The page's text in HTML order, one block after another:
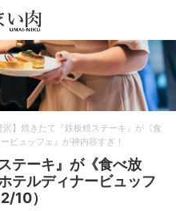
沢】焼きたて『鉄板焼ステーキ』が《食
ビュッフェ』が神内容すぎ！
テーキ』が《食べ放
テルディナービュッフ
10）